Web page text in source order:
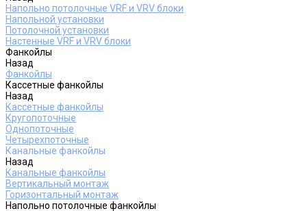
Напольно потолочные VRF и VRV блоки
Напольной установки
Потолочной установки
Настенные VRF и VRV блоки
Фанкойлы
Назад
Фанкойлы
Кассетные фанкойлы
Назад
Кассетные фанкойлы
Кругопоточные
Однопоточные
Четырехпоточные
Канальные фанкойлы
Назад
Канальные фанкойлы
Вертикальный монтаж
Горизонтальный монтаж
Напольно потолочные фанкойлы